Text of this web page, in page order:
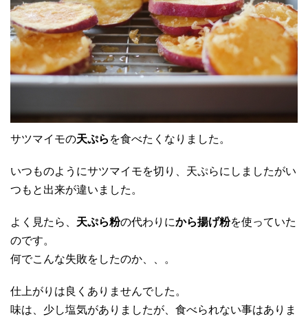
サツマイモの天ぷら を食べたくなりました。
いつものようにサツマイモを切り、天ぷらにしましたがい
つもと出来が違いました。
よく見たら、 天ぷら粉の代わりにから揚げ粉を使っていた
のです。
何でこんな失敗をしたのか、、。
仕上がりは良くありませんでした。
味は、少し塩気がありましたが、食べられない事はありま